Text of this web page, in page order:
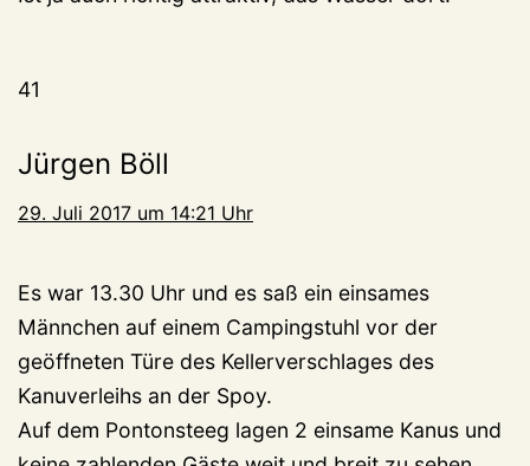
41
Jürgen Böll
29. Juli 2017 um 14:21 Uhr
Es war 13.30 Uhr und es saß ein einsames
Männchen auf einem Campingstuhl vor der
geöffneten Türe des Kellerverschlages des
Kanuverleihs an der Spoy.
Auf dem Pontonsteeg lagen 2 einsame Kanus und